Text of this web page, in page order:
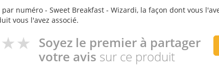
numéro - Sweet Breakfast - Wizardi, la façon dont vous
vous l'avez associé.
Soyez le premier à partager
votre avis sur ce produit